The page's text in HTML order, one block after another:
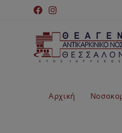
Αρχική